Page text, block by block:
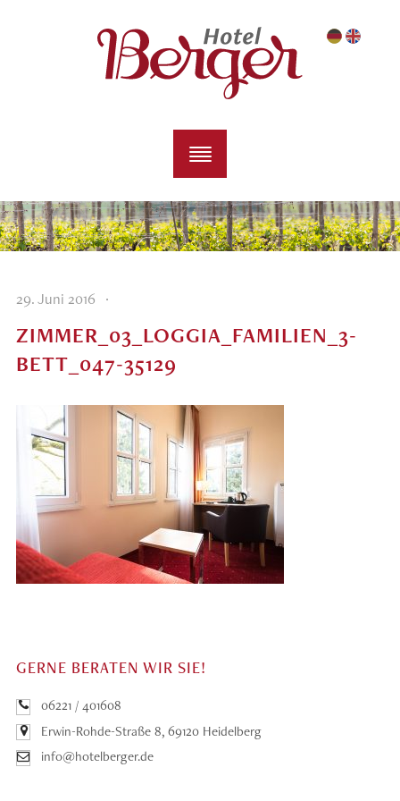
29. Juni 2016 ·
ZIMMER_03_LOGGIA_FAMILIEN_3-
BETT_047-35129
GERNE BERATEN WIR SIE!
06221 / 401608
Erwin-Rohde-Straße 8, 69120 Heidelberg
info@hotelberger.de